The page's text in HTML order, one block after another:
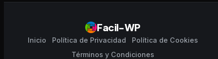
Facil-WP
Inicio Política de Privacidad
Política de Cookies
Términos y Condiciones